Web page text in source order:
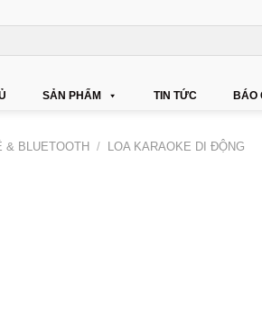
SẢN PHẨM TIN TỨC BÁO
& BLUETOOTH / LOA KARAOKE DI ĐỘNG